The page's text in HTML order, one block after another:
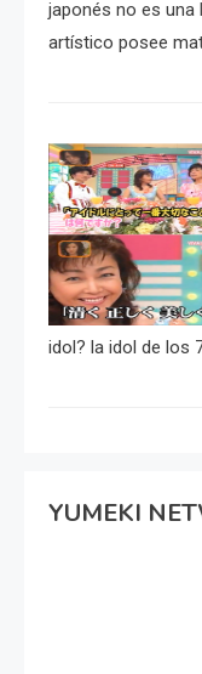
japonés no es una
artístico posee
idol? la idol de los
YUMEKI